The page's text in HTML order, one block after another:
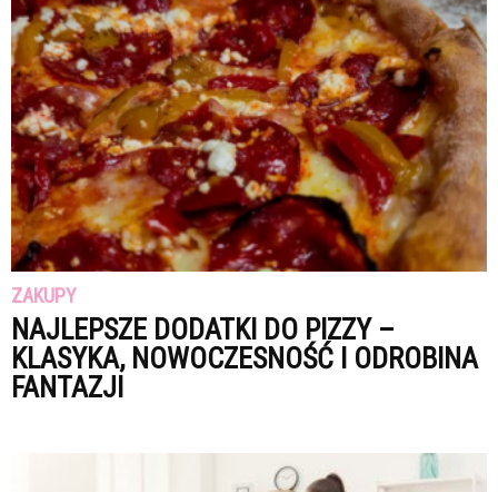
ZAKUPY
NAJLEPSZE DODATKI DO PIZZY –
KLASYKA, NOWOCZESNOŚĆ I ODROBINA
FANTAZJI